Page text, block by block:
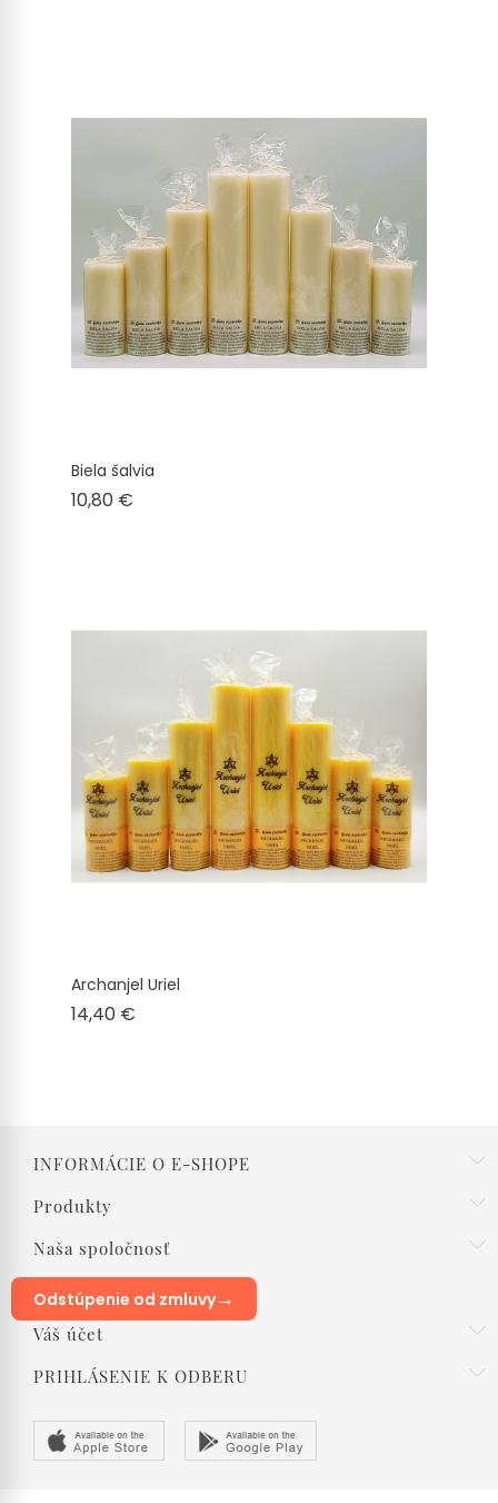
Biela šalvia
10,80 €
Archanjel Uriel
14,40 €
INFORMÁCIE O E-SHOPE
Produkty
Naša spoločnosť
Odstúpenie od zmluvy→
Váš účet
PRIHLÁSENIE K ODBERU